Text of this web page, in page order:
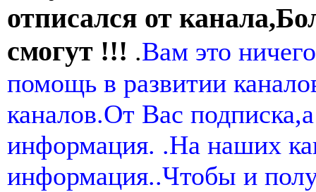
отписался от
смогут !!! .Вам это
помощь в развитии
каналов.От Вас
информация. .На наших
информация..Чтобы и